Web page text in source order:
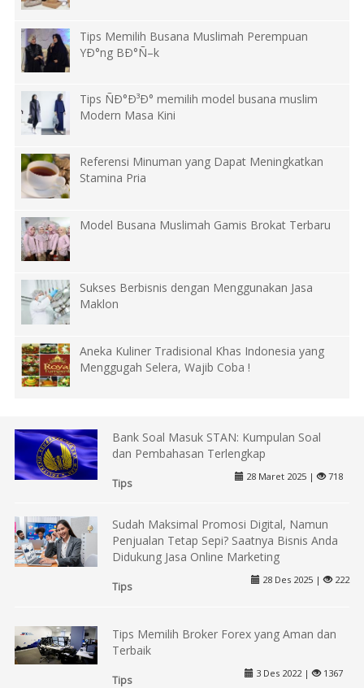
Tips Memilih Busana Muslimah Perempuan
YÐ°ng BÐ°Ñ–k
Tips ÑÐ°Ð³Ð° memilih model busana muslim
Modern Masa Kini
Referensi Minuman yang Dapat Meningkatkan
Stamina Pria
Model Busana Muslimah Gamis Brokat Terbaru
Sukses Berbisnis dengan Menggunakan Jasa
Maklon
Aneka Kuliner Tradisional Khas Indonesia yang
Menggugah Selera, Wajib Coba !
Bank Soal Masuk STAN: Kumpulan Soal
dan Pembahasan Terlengkap
Tips
28 Maret 2025 | 718
Sudah Maksimal Promosi Digital, Namun
Penjualan Tetap Sepi? Saatnya Bisnis Anda
Didukung Jasa Online Marketing
Tips
28 Des 2025 | 222
Tips Memilih Broker Forex yang Aman dan
Terbaik
Tips
3 Des 2022 | 1367